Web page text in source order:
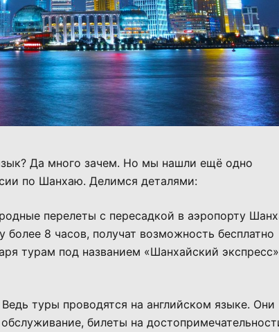
Да много зачем. Но мы нашли ещё одно
по Шанхаю. Делимся деталями:
перелеты с пересадкой в аэропорту
8 часов, получат возможность бесплатно
турам под названием «Шанхайский
туры проводятся на английском языке. Они
билеты на